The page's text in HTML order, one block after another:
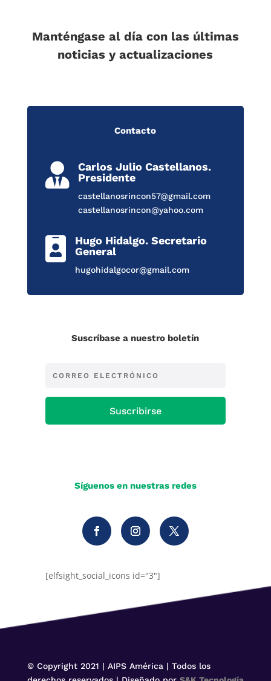
Manténgase al día con las últimas
noticias y actualizaciones
Contacto

Carlos Julio Castellanos.
Presidente
castellanosrincon57@gmail.com
castellanosrincon@yahoo.com

Hugo Hidalgo. Secretario
General
hugohidalgocor@gmail.com
Suscríbase a nuestro boletín
Suscribirse
Síguenos en nuestras redes
[elfsight_social_icons id="3"]
© Copyright 2021 | AIPS América | Todos los